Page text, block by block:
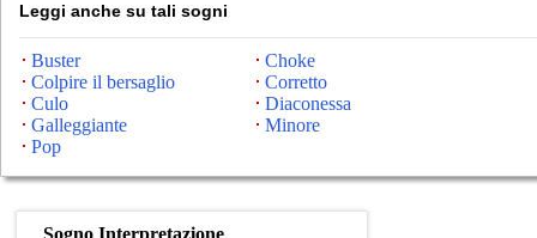
Leggi anche su tali sogni
Buster
Choke
Colpire il bersaglio
Corretto
Culo
Diaconessa
Galleggiante
Minore
Pop
Sogno Interpretazione